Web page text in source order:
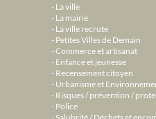
La ville
La mairie
La ville recrute
Petites Villes de Demain
Commerce et artisanat
Enfance et jeunesse
Recensement citoyen
Urbanisme et
Risques / prévention /
Police
Salubrité / Déchets et